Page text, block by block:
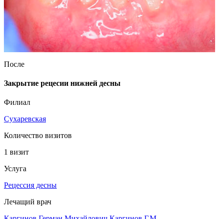
После
Закрытие рецесии нижней десны
Филиал
Сухаревская
Количество визитов
1 визит
Услуга
Рецессия десны
Лечащий врач